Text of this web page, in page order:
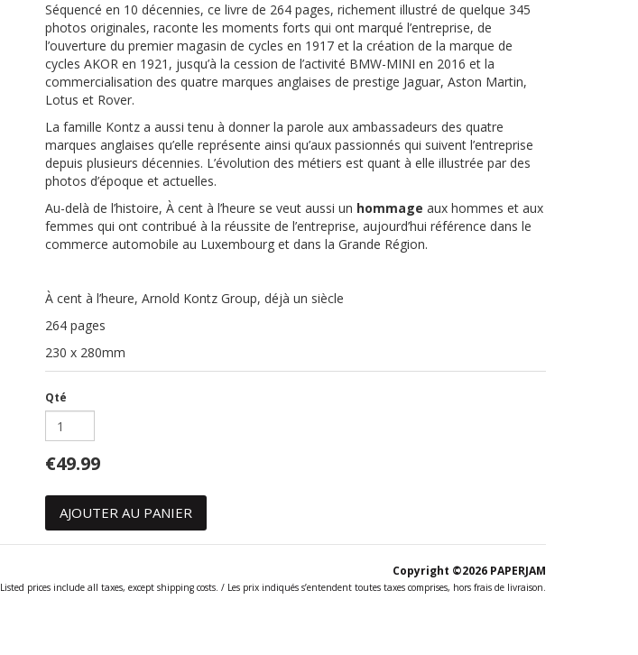
Séquencé en 10 décennies, ce livre de 264 pages, richement illustré de quelque 345
photos originales, raconte les moments forts qui ont marqué l’entreprise, de
l’ouverture du premier magasin de cycles en 1917 et la création de la marque de
cycles AKOR en 1921, jusqu’à la cession de l’activité BMW-MINI en 2016 et la
commercialisation des quatre marques anglaises de prestige Jaguar, Aston Martin,
Lotus et Rover.
La famille Kontz a aussi tenu à donner la parole aux ambassadeurs des quatre
marques anglaises qu’elle représente ainsi qu’aux passionnés qui suivent l’entreprise
depuis plusieurs décennies. L’évolution des métiers est quant à elle illustrée par des
photos d’époque et actuelles.
Au-delà de l’histoire, À cent à l’heure se veut aussi un hommage aux hommes et aux
femmes qui ont contribué à la réussite de l’entreprise, aujourd’hui référence dans le
commerce automobile au Luxembourg et dans la Grande Région.
À cent à l’heure, Arnold Kontz Group, déjà un siècle
264 pages
230 x 280mm
Qté
€49.99
Copyright ©2026 PAPERJAM
Listed prices include all taxes, except shipping costs. / Les prix indiqués s’entendent toutes taxes comprises, hors frais de livraison.